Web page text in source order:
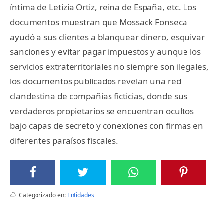
íntima de Letizia Ortiz, reina de España, etc. Los
documentos muestran que Mossack Fonseca
ayudó a sus clientes a blanquear dinero, esquivar
sanciones y evitar pagar impuestos y aunque los
servicios extraterritoriales no siempre son ilegales,
los documentos publicados revelan una red
clandestina de compañías ficticias, donde sus
verdaderos propietarios se encuentran ocultos
bajo capas de secreto y conexiones con firmas en
diferentes paraísos fiscales.
Categorizado en: Entidades